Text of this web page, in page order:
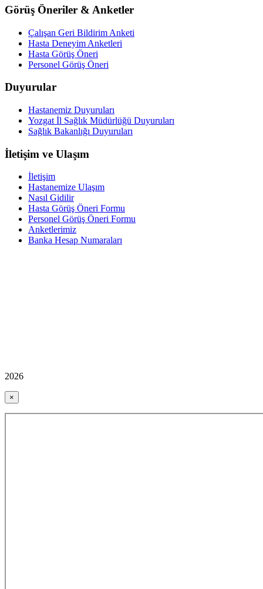
Görüş Öneriler & Anketler
Çalışan Geri Bildirim Anketi
Hasta Deneyim Anketleri
Hasta Görüş Öneri
Personel Görüş Öneri
Duyurular
Hastanemiz Duyuruları
Yozgat İl Sağlık Müdürlüğü Duyuruları
Sağlık Bakanlığı Duyuruları
İletişim ve Ulaşım
İletişim
Hastanemize Ulaşım
Nasıl Gidilir
Hasta Görüş Öneri Formu
Personel Görüş Öneri Formu
Anketlerimiz
Banka Hesap Numaraları
2026
×